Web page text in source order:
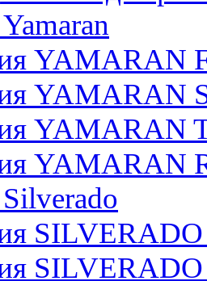
YAMARAN
YAMARAN
YAMARAN
YAMARAN
SILVERADO